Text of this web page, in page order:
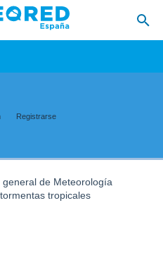
Registrarse
general de Meteorología
tropicales